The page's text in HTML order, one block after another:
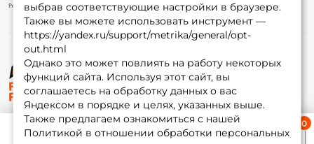
Ближайшая доставка
≈ 1 дн.
выбрав соответствующие настройки в браузере.
Также вы можете использовать инструмент —
https://yandex.ru/support/metrika/general/opt-
out.html
Однако это может повлиять на работу некоторых
функций сайта. Используя этот сайт, вы
соглашаетесь на обработку данных о вас
Яндексом в порядке и целях, указанных выше.
Также предлагаем ознакомиться с нашей
Политикой в отношении обработки персональных
© ФоксФишинг, 2009-2026